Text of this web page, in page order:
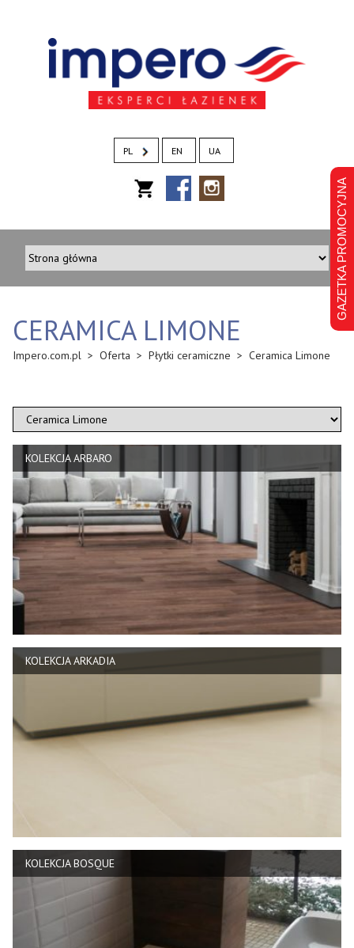
PL EN UA
CERAMICA LIMONE
Impero.com.pl > Oferta > Płytki ceramiczne > Ceramica Limone
KOLEKCJA ARBARO
KOLEKCJA ARKADIA
KOLEKCJA BOSQUE
GAZETKA PROMOCYJNA